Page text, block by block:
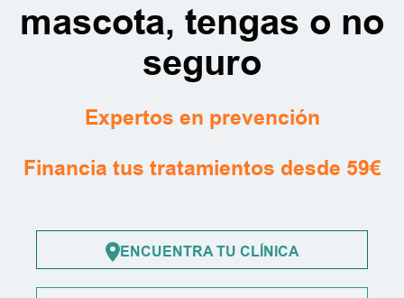
mascota, tengas o no
seguro
Expertos en prevención
Financia tus tratamientos desde 59€
ENCUENTRA TU CLÍNICA